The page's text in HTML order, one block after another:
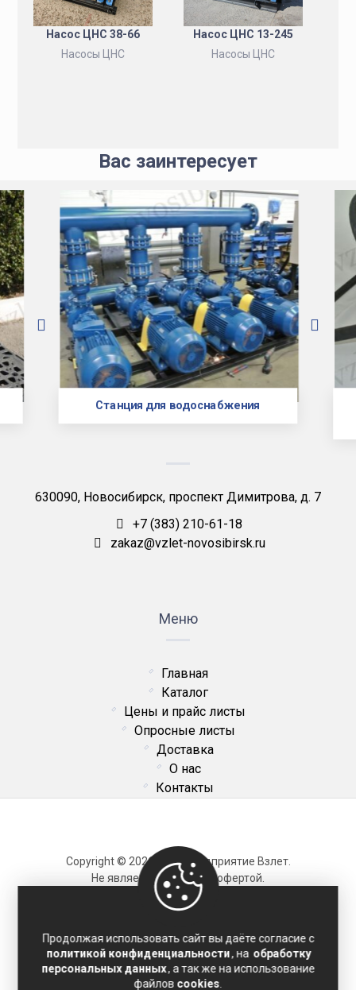
Насос ЦНС 38-66
Насосы ЦНС
Насос ЦНС 13-245
Насосы ЦНС
Вас заинтересует
Станция для водоснабжения
630090, Новосибирск, проспект Димитрова, д. 7
+7 (383) 210-61-18
zakaz@vzlet-novosibirsk.ru
Меню
Главная
Каталог
Цены и прайс листы
Опросные листы
Доставка
О нас
Контакты
Copyright © 2026 ОДО Предприятие Взлет.
Не является публичной офертой.
Карта сайта
Политика конфиденциальности
Соглашение на обработку персональных данных
Продолжая использовать сайт вы даёте согласие с
политикой конфиденциальности, на обработку
персональных данных, а так же на использование
файлов cookies